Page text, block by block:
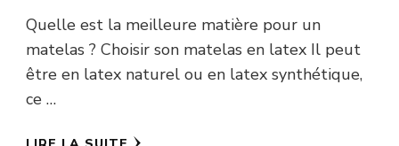
Quelle est la meilleure matière pour un
matelas ? Choisir son matelas en latex Il peut
être en latex naturel ou en latex synthétique,
ce …